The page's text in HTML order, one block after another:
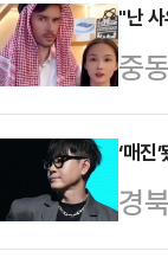
유
기
소
역
들
상
지
입
의
"난
중
인
스
하
정
‘매진
경
취